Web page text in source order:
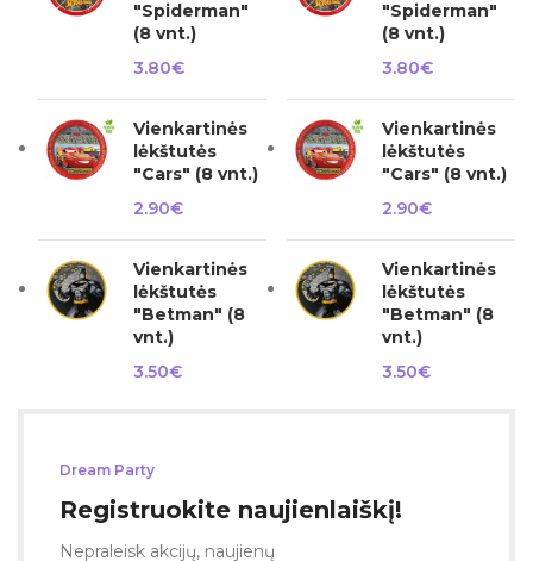
"Spiderman"
(8 vnt.)
3.80€
Vienkartinės
lėkštutės
"Cars" (8 vnt.)
2.90€
Vienkartinės
lėkštutės
"Betman" (8
vnt.)
3.50€
"Spiderman"
(8 vnt.)
3.80€
Vienkartinės
lėkštutės
"Cars" (8 vnt.)
2.90€
Vienkartinės
lėkštutės
"Betman" (8
vnt.)
3.50€
Dream Party
Registruokite naujienlaiškį!
Nepraleisk akcijų, naujienų